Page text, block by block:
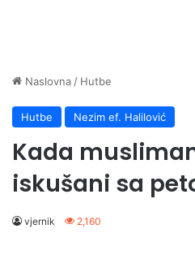
Naslovna / Hutbe
Hutbe Nezim ef. Halilović
Kada
iskušani sa
vjernik 2,160